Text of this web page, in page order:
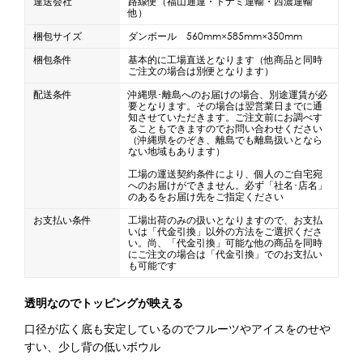
蜜かけシャワー・レードル
詰め替え容器
冷凍ストッカー
その他の機器・備品
販促
横幕 風船
ポスター
台湾かき氷「Snow-kiss（スノーキッス）」
かき氷書籍
CLOSE
他）
梱包サイズ
ダンボール 560mm×585mm×350mm
梱包条件
基本的に工場直送となります（他商品と同時
ご注文の場合は別便となります）
配送条件
沖縄県･離島へのお届けの場合、別途運賃が必
要となります。その場合は翌営業日までに通
知させていただきます。ご注文前にお調べす
ることもできますのでお問い合わせください
（沖縄県をのぞき、離島でも離島扱いとなら
ない地域もあります）
工場の運送契約条件により、個人のご自宅宛
へのお届けができません。必ず「社名･店名」
のあるをお届け先をご指定ください
お支払い条件
工場出荷のみの扱いとなりますので、お支払
いは「代金引換」以外の方法をご選択くださ
い。尚、「代金引換」可能な他の商品を同時
にご注文の場合は「代金引換」でのお支払い
も可能です
透明なのでトッピングが映える
口径が広く底も安定しているのでフルーツやアイスをのせや
すい、少し背の低いボウル